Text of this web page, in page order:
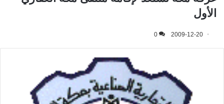
الأول
2009-12-20
0